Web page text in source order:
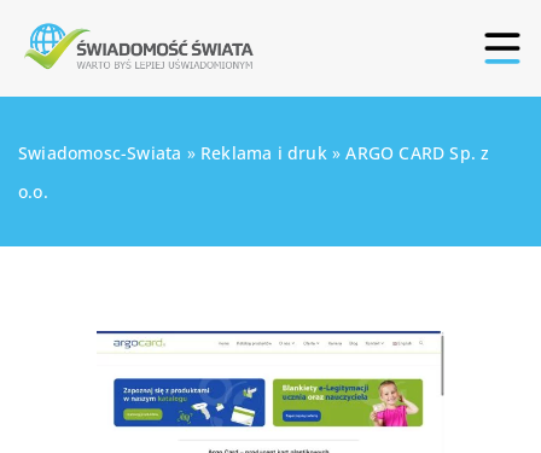
Swiadomosc-Swiata » Reklama i druk»ARGO CARD Sp. z
o.o.